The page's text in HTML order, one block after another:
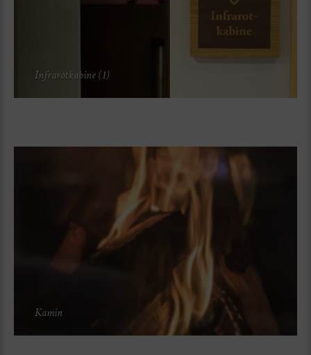
Infrarotkabine (1)
Kamin